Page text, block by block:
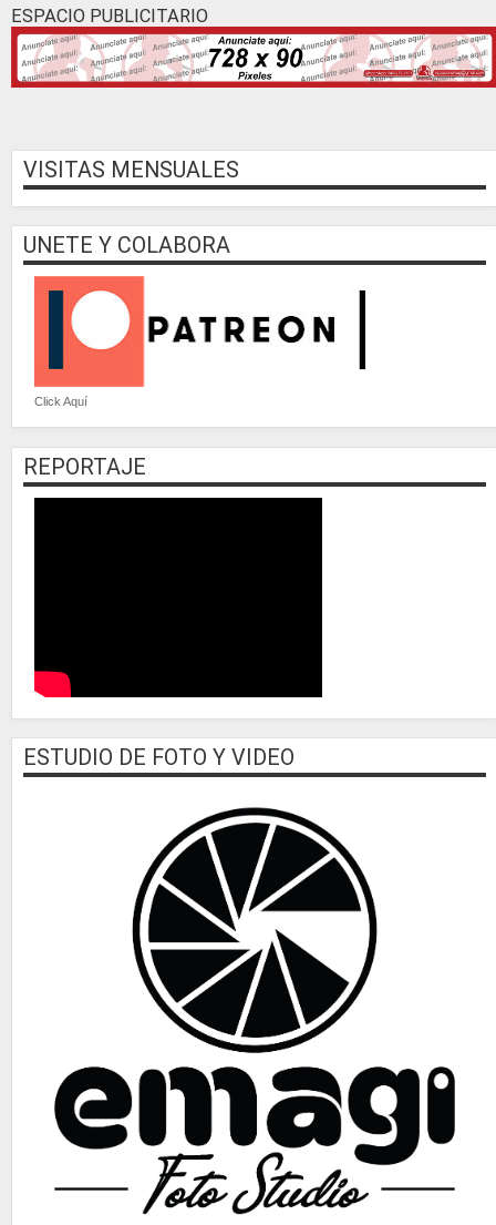
ESPACIO PUBLICITARIO
VISITAS MENSUALES
UNETE Y COLABORA
Click Aquí
REPORTAJE
ESTUDIO DE FOTO Y VIDEO